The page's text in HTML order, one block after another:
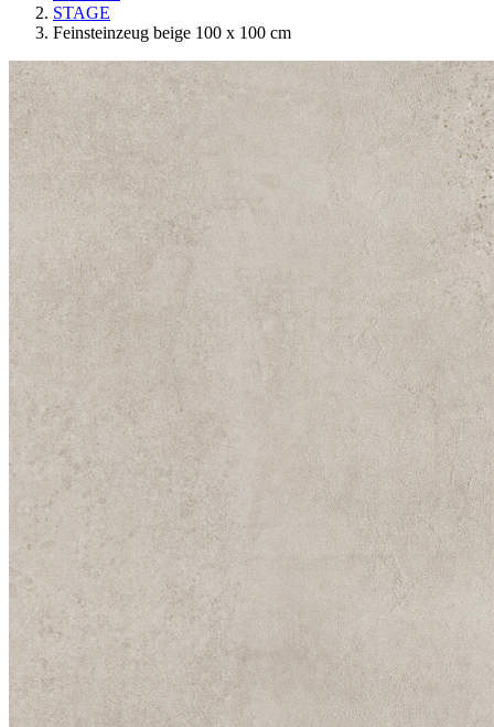
STAGE
Feinsteinzeug beige 100 x 100 cm